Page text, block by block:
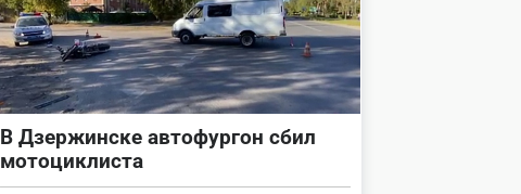
В Дзержинске автофургон сбил
мотоциклиста